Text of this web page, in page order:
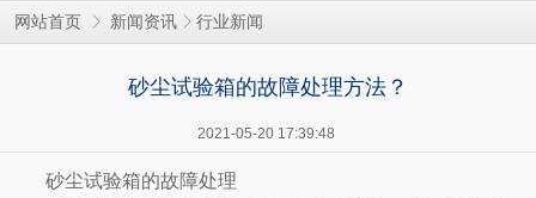
网站首页 新闻资讯 行业新闻
砂尘试验箱的故障处理方法？
2021-05-20 17:39:48
砂尘试验箱的故障处理